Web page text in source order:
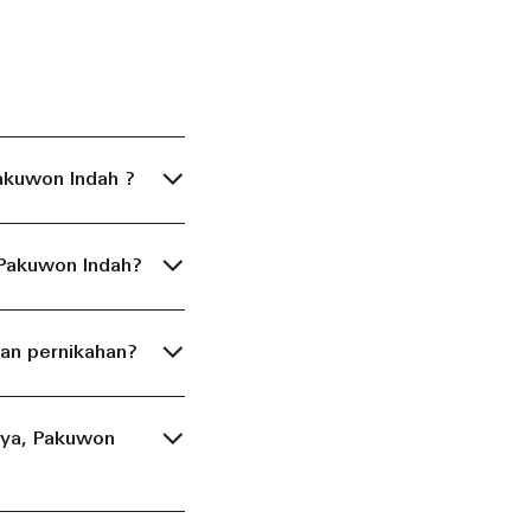
Indah ?
Indah?
pernikahan?
Pakuwon